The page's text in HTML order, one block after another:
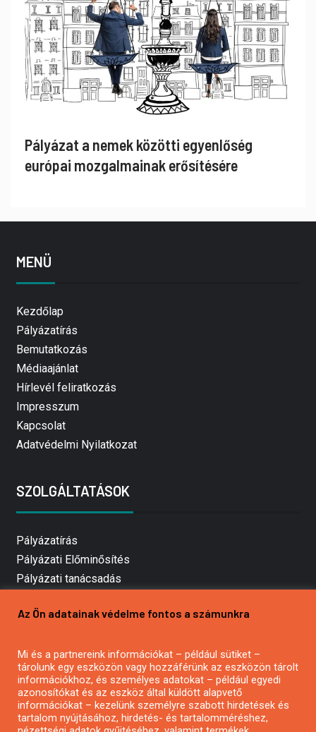
Pályázat a nemek közötti egyenlőség
európai mozgalmainak erősítésére
MENÜ
Kezdőlap
Pályázatírás
Bemutatkozás
Médiaajánlat
Hírlevél feliratkozás
Impresszum
Kapcsolat
Adatvédelmi Nyilatkozat
SZOLGÁLTATÁSOK
Pályázatírás
Pályázati Előminősítés
Pályázati tanácsadás
Mezőgazdasági pályázatírás
Pályázatírás civil szervezeteknek
Pályázatírás önkormányzatoknak
Pályázatfigyelés
Specifikus pályázatfigyelés vagy hírlevél
Az Ön adatainak védelme fontos a számunkra
Mi és a partnereink információkat – például sütiket –
tárolunk egy eszközön vagy hozzáférünk az eszközön tárolt
információkhoz, és személyes adatokat – például egyedi
azonosítókat és az eszköz által küldött alapvető
információkat – kezelünk személyre szabott hirdetések és
tartalom nyújtásához, hirdetés- és tartalomméréshez,